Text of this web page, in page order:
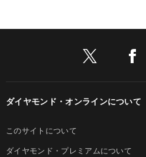
ダイヤモンド・オンラインについて
このサイトについて
ダイヤモンド・プレミアムについて